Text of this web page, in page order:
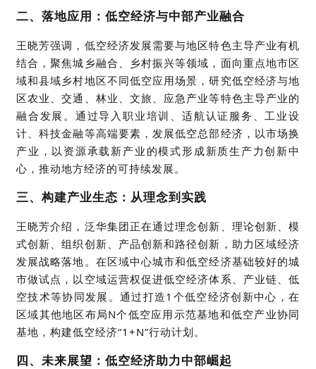
二、落地应用：低空经济与中部产业融合
王晓芳强调，低空经济发展需要与地区特色主导产业有机
结合，聚焦城乡融合、乡村振兴等领域，面向重点地市区
域和县域乡村地区不同低空应用场景，研究低空经济与地
区农业、交通、林业、文旅、应急产业等特色主导产业的
融合发展。通过导入职业培训、 适航认证服务
工业设
计 、科技金融等高端要素，发展低空总部经济，以市场换
产业，以资源承载新产业的模式形成新质生产力创新中
心，推动地方经济的可持续发展。
三、构建产业生态：从理念到实践
王晓芳介绍，泛华集团正在通过理念创新、理论创新、模
式创新、组织创新、产品创新和路径创新，助力区域经济
发展战略落地。在区域中心城市和低空经济基础较好的城
市做试点，以空域运营权促进低空经济体系、产业链、低
空技术等协同发展。通过打造1个低空经济创新中心，在
区域其他地区布局N个低空应用示范基地和低空产业协同
基地，构建低空经济“1+N”行动计划。
四、未来展望：低空经济助力中部崛起